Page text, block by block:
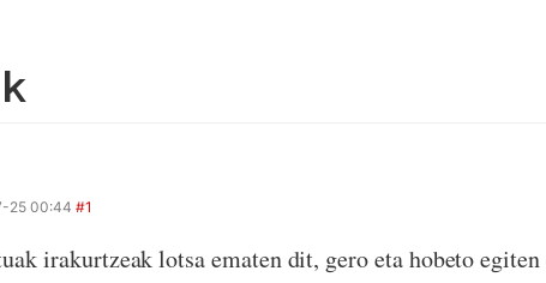
25 00:44 #1
irakurtzeak lotsa ematen dit, gero eta hobeto